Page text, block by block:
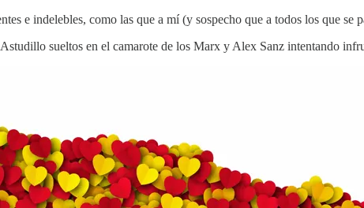
e indelebles, como las que a mí (y sospecho que a todos los que se
sueltos en el camarote de los Marx y Alex Sanz intentando